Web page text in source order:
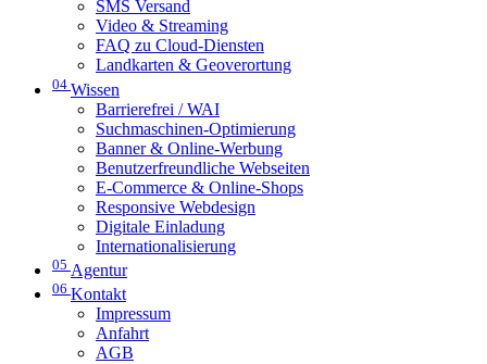
SMS Versand
Video & Streaming
FAQ zu Cloud-Diensten
Landkarten & Geoverortung
04 Wissen
Barrierefrei / WAI
Suchmaschinen-Optimierung
Banner & Online-Werbung
Benutzerfreundliche Webseiten
E-Commerce & Online-Shops
Responsive Webdesign
Digitale Einladung
Internationalisierung
05 Agentur
06 Kontakt
Impressum
Anfahrt
AGB